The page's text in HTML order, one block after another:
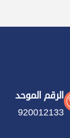
الرقم الموحد
920012133